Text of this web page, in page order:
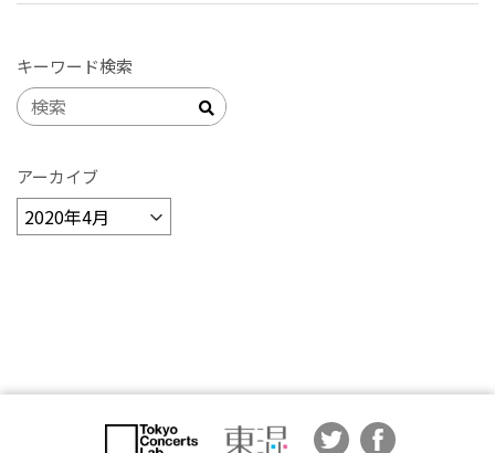
キーワード検索
アーカイブ
ア
ー